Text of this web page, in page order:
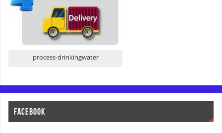
process-drinkingwater
FACEBOOK